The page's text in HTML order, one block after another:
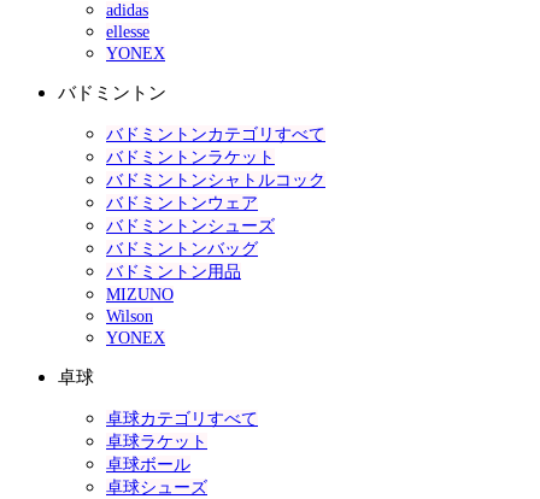
adidas
ellesse
YONEX
バドミントン
バドミントンカテゴリすべて
バドミントンラケット
バドミントンシャトルコック
バドミントンウェア
バドミントンシューズ
バドミントンバッグ
バドミントン用品
MIZUNO
Wilson
YONEX
卓球
卓球カテゴリすべて
卓球ラケット
卓球ボール
卓球シューズ